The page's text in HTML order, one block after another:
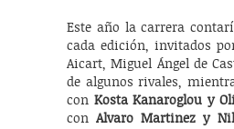
Este año la carrera
cada edición, invitados
Aicart, Miguel Ángel de
de algunos rivales,
con Kosta Kanaroglou y
conAlvaro Martinez y